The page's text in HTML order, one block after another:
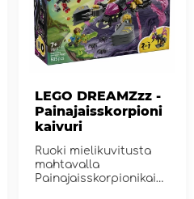
LEGO DREAMZzz -
Painajaisskorpioni
kaivuri
Ruoki mielikuvitusta
mahtavalla
Painajaisskorpionikaivu